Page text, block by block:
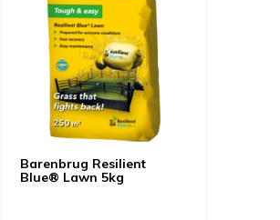
Barenbrug Resilient
Blue® Lawn 5kg